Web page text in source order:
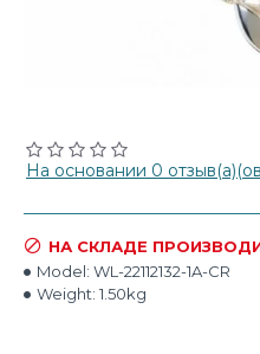
На основании 0
НА СКЛАДЕ
Model: WL-22112132-1A-CR
Weight: 1.50kg